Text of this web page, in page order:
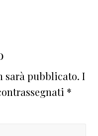
pubblicato. I
*